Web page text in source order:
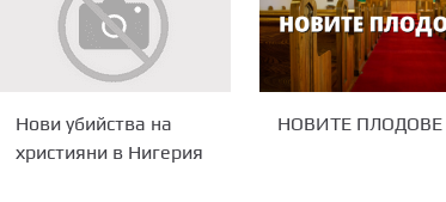
Нови убийства на
християни в Нигерия
НОВИТЕ ПЛОДОВЕ